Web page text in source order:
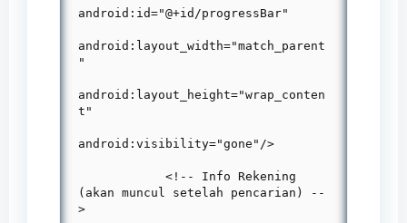
android:id="@+id/progressBar"
android:layout_width="match_parent
"
android:layout_height="wrap_conten
t"
android:visibility="gone"/>
(akan muncul setelah pencarian) --
>